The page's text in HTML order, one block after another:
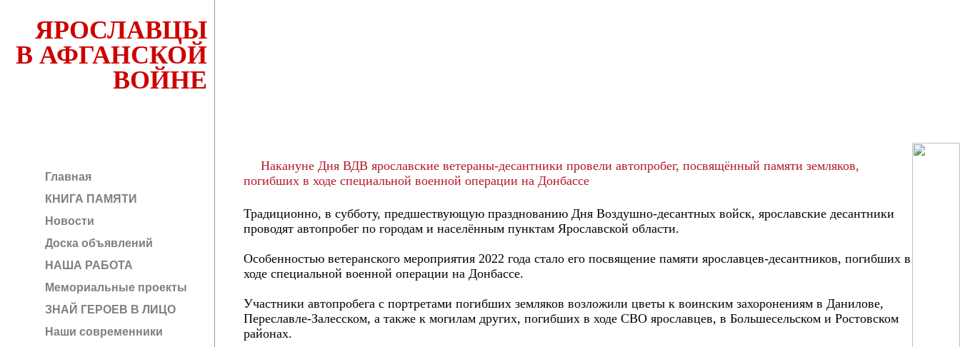
ЯРОСЛАВЦЫ
В АФГАНСКОЙ
ВОЙНЕ
Главная
КНИГА ПАМЯТИ
Новости
Доска объявлений
НАША РАБОТА
Мемориальные проекты
ЗНАЙ ГЕРОЕВ В ЛИЦО
Наши современники
Накануне Дня ВДВ ярославские ветераны-десантники провели автопробег, посвящённый памяти земляков,
погибших в ходе специальной военной операции на Донбассе
Традиционно, в субботу, предшествующую празднованию Дня Воздушно-десантных войск, ярославские десантники
проводят автопробег по городам и населённым пунктам Ярославской области.
Особенностью ветеранского мероприятия 2022 года стало его посвящение памяти ярославцев-десантников, погибших в
ходе специальной военной операции на Донбассе.
Участники автопробега с портретами погибших земляков возложили цветы к воинским захоронениям в Данилове,
Переславле-Залесском, а также к могилам других, погибших в ходе СВО ярославцев, в Большесельском и Ростовском
районах.